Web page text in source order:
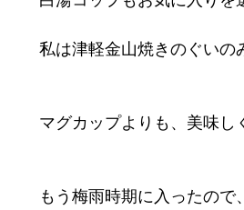
私は津軽金山焼きのぐいの
マグカップよりも、美味し
もう梅雨時期に入ったので、